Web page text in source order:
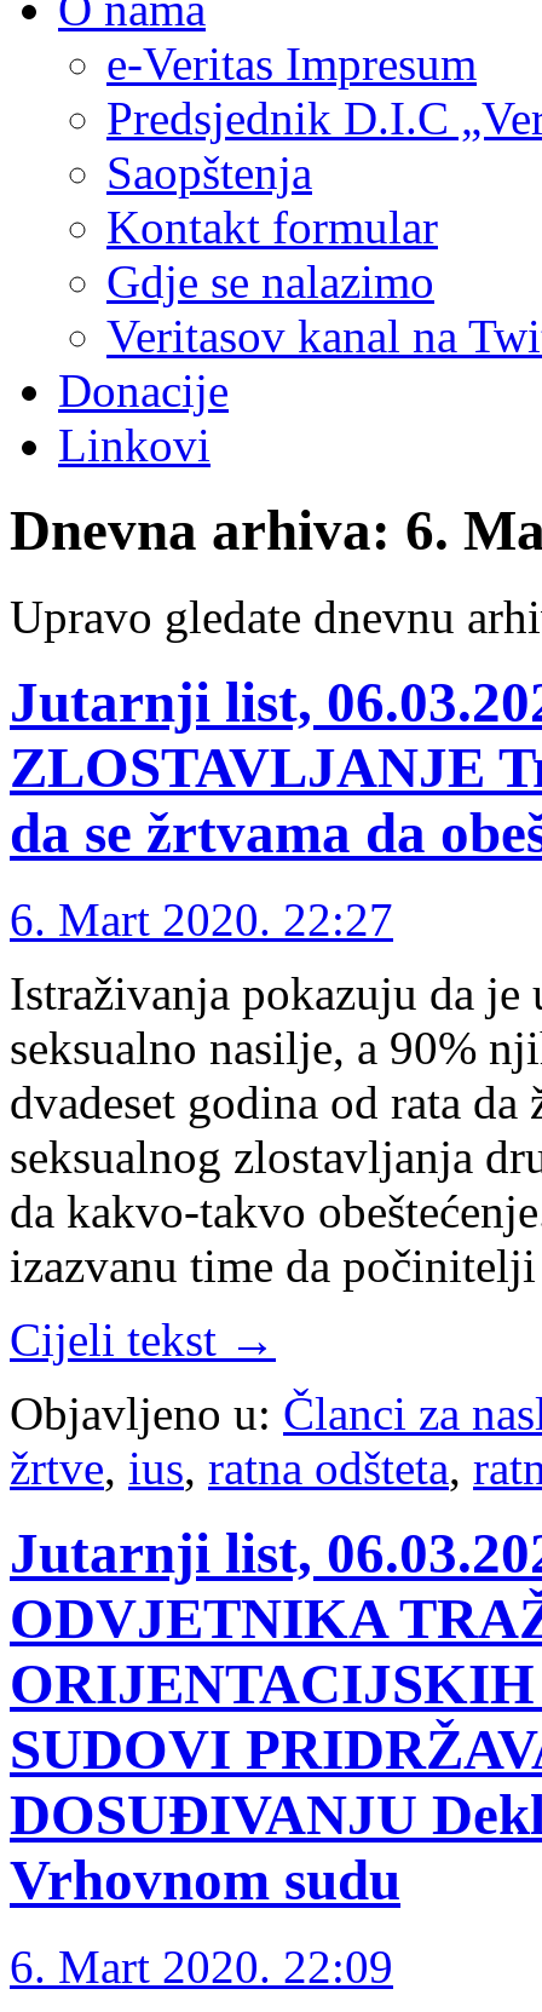
e-Veritas Impresum
Predsjednik D.I.C
Saopštenja
Kontakt formular
Gdje se nalazimo
Veritasov kanal na
Donacije
Linkovi
Dnevna arhiva: 6.
Upravo gledate dnevnu
Jutarnji list,
ZLOSTAVLJANJE
da se žrtvama da
6. Mart 2020. 22:27
Istraživanja pokazuju da
seksualno nasilje, a 90%
dvadeset godina od rata
seksualnog zlostavljanja
da kakvo-takvo
izazvanu time da
Cijeli tekst →
Objavljeno u: Članci za
žrtve, ius, ratna odšteta,
Jutarnji list,
ODVJETNIKA
SUDOVI
DOSUĐIVANJU
Vrhovnom sudu
6. Mart 2020. 22:09